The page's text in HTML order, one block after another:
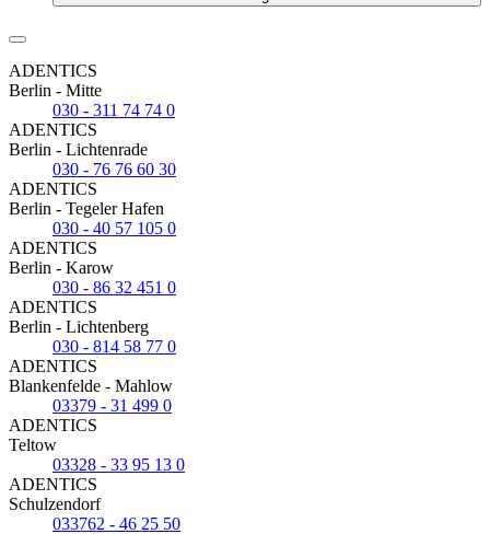
ADENTICS
Berlin - Mitte
030 - 311 74 74 0
ADENTICS
Berlin - Lichtenrade
030 - 76 76 60 30
ADENTICS
Berlin - Tegeler Hafen
030 - 40 57 105 0
ADENTICS
Berlin - Karow
030 - 86 32 451 0
ADENTICS
Berlin - Lichtenberg
030 - 814 58 77 0
ADENTICS
Blankenfelde - Mahlow
03379 - 31 499 0
ADENTICS
Teltow
03328 - 33 95 13 0
ADENTICS
Schulzendorf
033762 - 46 25 50